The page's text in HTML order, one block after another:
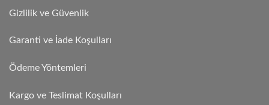
Gizlilik ve Güvenlik
Garanti ve İade Koşulları
Ödeme Yöntemleri
Kargo ve Teslimat Koşulları